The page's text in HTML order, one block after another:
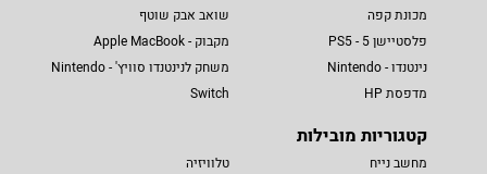
מכונת קפה
פלסטיישן 5 - PS5
נינטנדו - Nintendo
מדפסת HP
שואב אבק שוטף
מקבוק - Apple MacBook
משחק לנינטנדו סוויץ' - Nintendo
Switch
קטגוריות מובילות
מחשב נייח
טלוויזיה